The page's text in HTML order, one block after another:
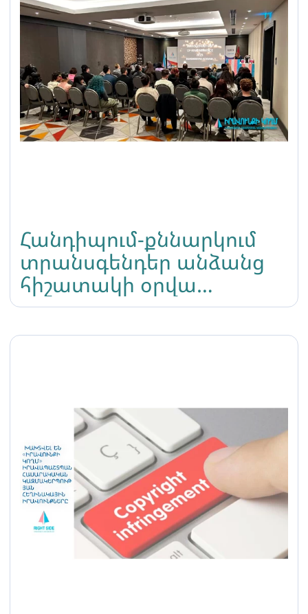
Հանդիպում-քննարկում
տրանսգենդեր անձանց
հիշատակի օրվա
կապակցությամբ․ հիշելով
Ադրիանայաին